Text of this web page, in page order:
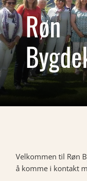
Røn
Velkommen til Røn
å komme i kontakt